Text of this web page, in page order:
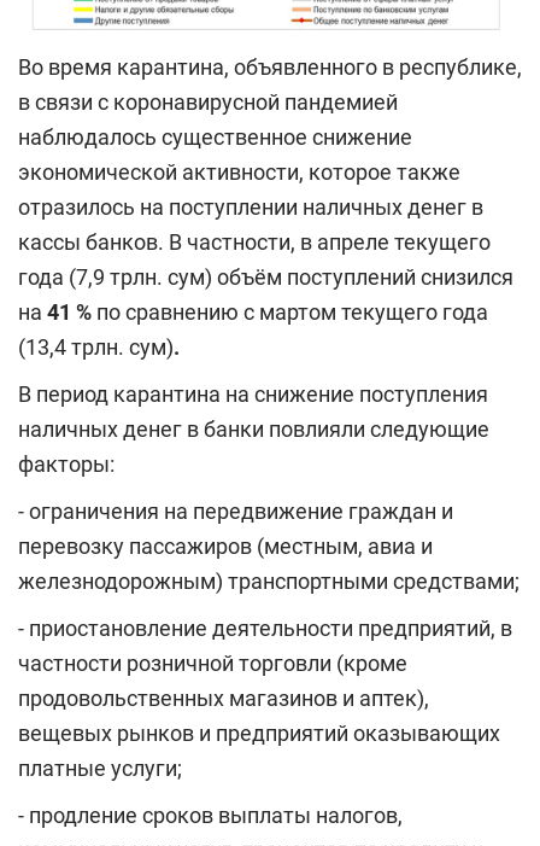
Во время карантина, объявленного в республике,
в связи с коронавирусной пандемией
наблюдалось существенное снижение
экономической активности, которое также
отразилось на поступлении наличных денег в
кассы банков. В частности, в апреле текущего
года (7,9 трлн. сум) объём поступлений снизился
на 41 % по сравнению с мартом текущего года
(13,4 трлн. сум).
В период карантина на снижение поступления
наличных денег в банки повлияли следующие
факторы:
- ограничения на передвижение граждан и
перевозку пассажиров (местным, авиа и
железнодорожным) транспортными средствами;
- приостановление деятельности предприятий, в
частности розничной торговли (кроме
продовольственных магазинов и аптек),
вещевых рынков и предприятий оказывающих
платные услуги;
- продление сроков выплаты налогов,